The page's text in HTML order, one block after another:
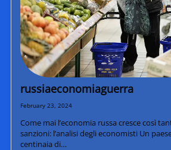
russiaeconomiaguerra
February 23, 2024
Come mai l’economia russa cresce così
sanzioni: l’analisi degli economisti Un
centinaia di…